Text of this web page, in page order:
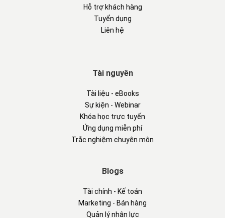
Hỗ trợ khách hàng
Tuyển dụng
Liên hệ
Tài nguyên
Tài liệu - eBooks
Sự kiện - Webinar
Khóa học trực tuyến
Ứng dụng miễn phí
Trắc nghiệm chuyên môn
Blogs
Tài chính - Kế toán
Marketing - Bán hàng
Quản lý nhân lực